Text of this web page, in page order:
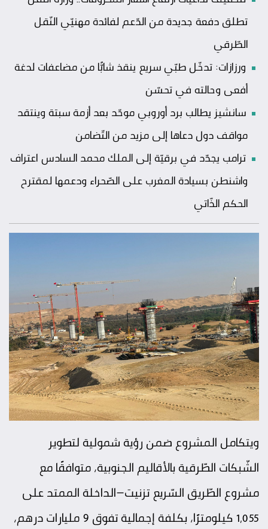
تطلق دفعة جديدة من الدّعم لفائدة مهنيّي النّقل
الطّرقي
ورزازات: تدخّل طبّي سريع ينقذ شابًّا من مضاعفات لدغة
أفعى وحالته في تحسّن
سانشيز يطالب برد أوروبي موحّد بعد أزمة سبتة وينتقد
مواقف دول دعاها إلى مزيد من التّضامن
ترامب يجدّد في برقيّة إلى الملك محمد السادس اعتراف
واشنطن بسيادة المغرب على الصّحراء ودعمها لمقترح
الحكم الذّاتي
ويتكامل المشروع ضمن رؤية شمولية لتطوير
الشّبكات الطّرقية بالأقاليم الجنوبية، متوافقًا مع
مشروع الطّريق السّريع تزنيت–الداخلة الممتد على
1,055 كيلومترًا، بكلفة إجمالية تفوق 9 مليارات درهم،